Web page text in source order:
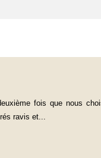
fois que nous
ravis et...